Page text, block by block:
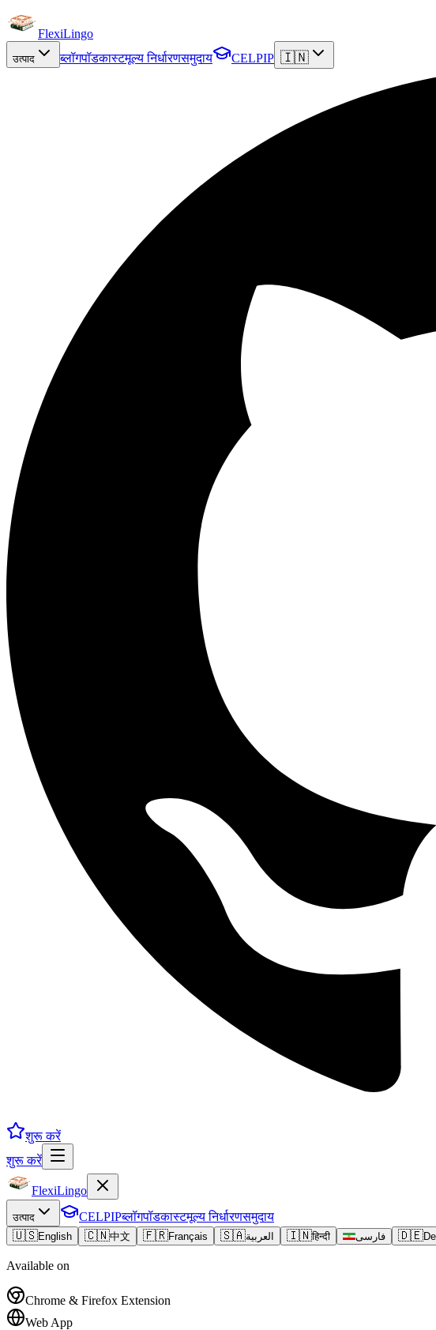
FlexiLingo
उत्पाद ब्लॉगपॉडकास्टमूल्य निर्धारणसमुदाय CELPIP 🇮🇳
शुरू करें
शुरू करें
FlexiLingo
उत्पाद CELPIPब्लॉगपॉडकास्टमूल्य निर्धारणसमुदाय
🇺🇸English 🇨🇳中文 🇫🇷Français 🇸🇦العربية 🇮🇳हिन्दी فارسی 🇩🇪
Available on
Chrome & Firefox Extension
Web App